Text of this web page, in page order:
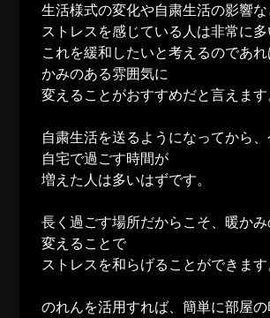
生活様式の変化や自粛生活の影響
ストレスを感じている人は非常に多
これを緩和したいと考えるのであ
かみのある雰囲気に
変えることがおすすめだと言えます
自粛生活を送るようになってから
自宅で過ごす時間が
増えた人は多いはずです。
長く過ごす場所だからこそ、暖か
変えることで
ストレスを和らげることができます
のれんを活用すれば、簡単に部屋の